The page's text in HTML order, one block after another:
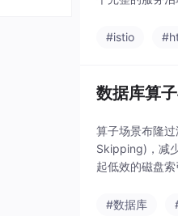
#istio
数据库算
算子场景布隆
Skipping)，减
起低效的磁盘
#数据库